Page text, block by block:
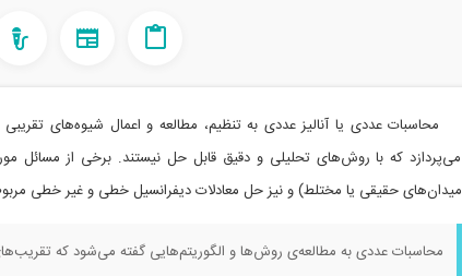
محاسبات عددی یا آنالیز عددی به تنظیم، مطالعه و اعمال شیوه‌های
می‌پردازد که با روش‌های تحلیلی و دقیق قابل حل نیستند. برخی از
میدان‌های حقیقی یا مختلط) و نیز حل معادلات دیفرانسیل خطی و غیر خطی
محاسبات عددی به مطالعه‌ی روش‌ها و الگوریتم‌هایی گفته می‌شود که